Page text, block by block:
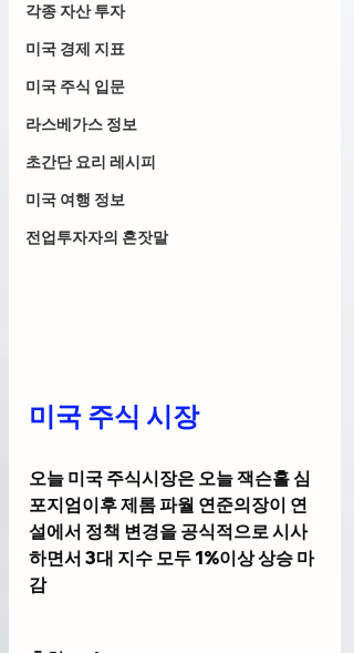
각종 자산 투자
미국 경제 지표
미국 주식 입문
라스베가스 정보
초간단 요리 레시피
미국 여행 정보
전업투자자의 혼잣말
미국 주식 시장
오늘 미국 주식시장은 오늘 잭슨홀 심
포지엄이후 제롬 파월 연준의장이 연
설에서 정책 변경을 공식적으로 시사
하면서 3대 지수 모두 1%이상 상승 마
감